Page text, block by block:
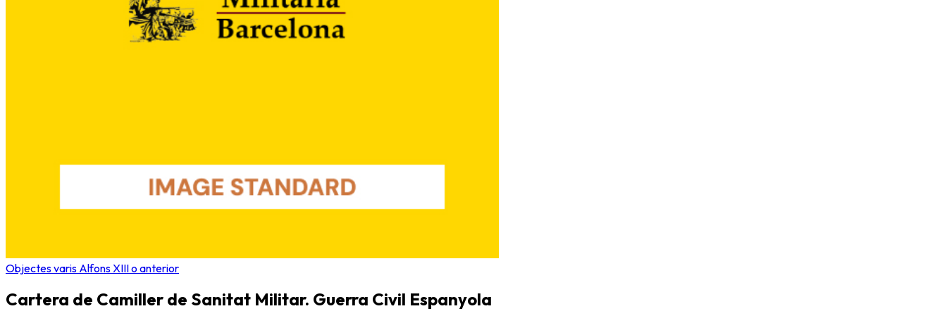
Objectes varis Alfons XIII o anterior
Cartera de Camiller de Sanitat Militar. Guerra Civil Espanyola